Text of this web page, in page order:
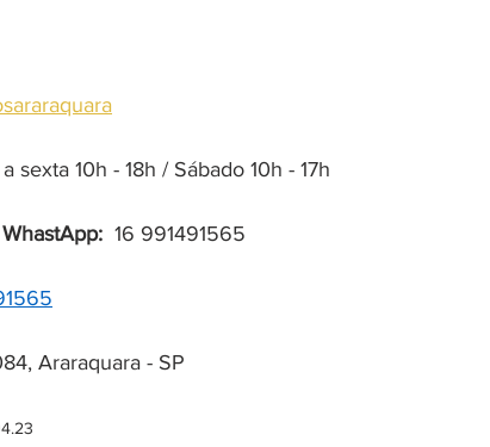
sexta 10h - 18h / Sábado 10h - 17h
WhastApp:
  16 991491565
Araraquara - SP